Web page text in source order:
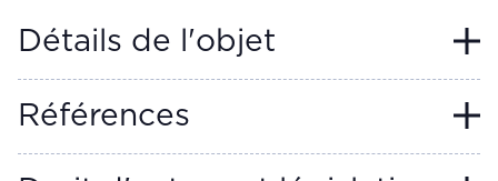
Détails de l'objet
Références